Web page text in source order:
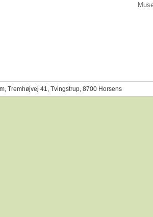
Tremhøjvej 41, Tvingstrup, 8700 Horsens